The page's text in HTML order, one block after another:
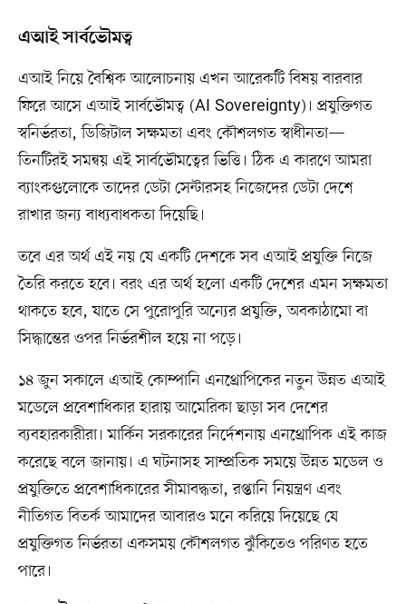
এআই সার্বভৌমত্ব
এআই নিয়ে বৈশ্বিক আলোচনায় এখন আরেকটি বিষয় বারবার
ফিরে আসে এআই সার্বভৌমত্ব (AI Sovereignty)। প্রযুক্তিগত
স্বনির্ভরতা, ডিজিটাল সক্ষমতা এবং কৌশলগত স্বাধীনতা—
তিনটিরই সমন্বয় এই সার্বভৌমত্বের ভিত্তি। ঠিক এ কারণে আমরা
ব্যাংকগুলোকে তাদের ডেটা সেন্টারসহ নিজেদের ডেটা দেশে
রাখার জন্য বাধ্যবাধকতা দিয়েছি।
তবে এর অর্থ এই নয় যে একটি দেশকে সব এআই প্রযুক্তি নিজে
তৈরি করতে হবে। বরং এর অর্থ হলো একটি দেশের এমন সক্ষমতা
থাকতে হবে, যাতে সে পুরোপুরি অন্যের প্রযুক্তি, অবকাঠামো বা
সিদ্ধান্তের ওপর নির্ভরশীল হয়ে না পড়ে।
১৪ জুন সকালে এআই কোম্পানি এনথ্রোপিকের নতুন উন্নত এআই
মডেলে প্রবেশাধিকার হারায় আমেরিকা ছাড়া সব দেশের
ব্যবহারকারীরা। মার্কিন সরকারের নির্দেশনায় এনথ্রোপিক এই কাজ
করেছে বলে জানায়। এ ঘটনাসহ সাম্প্রতিক সময়ে উন্নত মডেল ও
প্রযুক্তিতে প্রবেশাধিকারের সীমাবদ্ধতা, রপ্তানি নিয়ন্ত্রণ এবং
নীতিগত বিতর্ক আমাদের আবারও মনে করিয়ে দিয়েছে যে
প্রযুক্তিগত নির্ভরতা একসময় কৌশলগত ঝুঁকিতেও পরিণত হতে
পারে।